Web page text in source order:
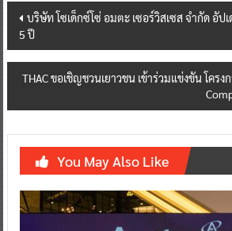
Post
navigation
บริษัท โซเด็กซ์โซ่ อมตะ เซอร์วิสเซส จำกัด อัป
5 ปี
THAC ขอเชิญชวนเยาวชน เข้าร่วมแข่งขัน โคร
You May Also Like